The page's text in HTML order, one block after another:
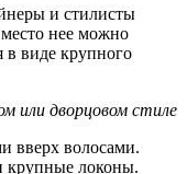
и стилисты
нее можно
в виде крупного
или дворцовом стиле
вверх волосами.
крупные локоны.